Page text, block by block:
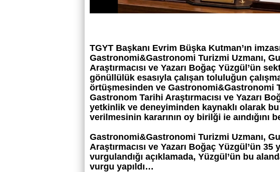
TGYT Başkanı Evrim Büşka Kutman’ın
Gastronomi&Gastronomi Turizmi Uzmanı,
Araştırmacısı ve Yazarı Boğaç Yüzgül’ün
gönüllülük esasıyla çalışan toluluğun
örtüşmesinden ve Gastronomi&Gastronomi
Gastronom Tarihi Araştırmacısı ve Yazarı
yetkinlik ve deneyiminden kaynaklı olarak
verilmesinin kararının oy birilği ie aındığını
Gastronomi&Gastronomi Turizmi Uzmanı,
Araştırmacısı ve Yazarı Boğaç Yüzgül’ün
vurgulandığı açıklamada, Yüzgül’ün bu
vurgu yapıldı…